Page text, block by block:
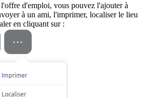
d'emploi, vous pouvez l'ajouter à
à un ami, l'imprimer, localiser le lieu
en cliquant sur :